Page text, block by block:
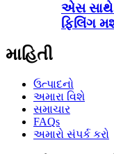
એસ સાથે
ફિલિંગ
માહિતી
ઉત્પાદનો
અમારા વિશે
સમાચાર
FAQs
અમારો સંપર્ક કરો